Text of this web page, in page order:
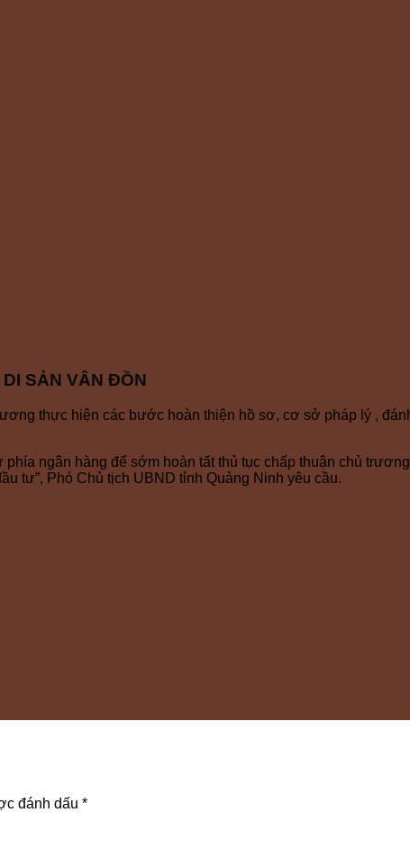
SẢN VÂN ĐỒN
thực hiện các bước hoàn thiện hồ sơ, cơ sở pháp lý ,
ngân hàng để sớm hoàn tất thủ tục chấp thuận chủ
tư”, Phó Chủ tịch UBND tỉnh Quảng Ninh yêu cầu.
đánh dấu *